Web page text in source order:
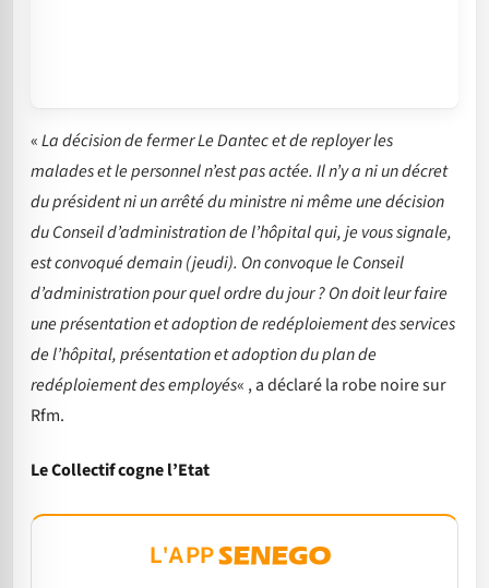
«La décision de fermer Le Dantec et de reployer les
malades et le personnel n’est pas actée. Il n’y a ni un décret
du président ni un arrêté du ministre ni même une décision
du Conseil d’administration de l’hôpital qui, je vous signale,
est convoqué demain (jeudi). On convoque le Conseil
d’administration pour quel ordre du jour ? On doit leur faire
une présentation et adoption de redéploiement des services
de l’hôpital, présentation et adoption du plan de
redéploiement des employés« , a déclaré la robe noire sur
Rfm.
Le Collectif cogne l’Etat
L'APP